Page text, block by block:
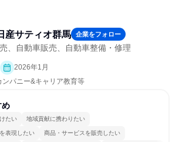
産サティオ群馬 企業をフォロー
、自動車販売、自動車整備・修理
2026年1月
パニー&キャリア教育等
め
たい 地域貢献に携わりたい
表現したい 商品・サービスを販売したい